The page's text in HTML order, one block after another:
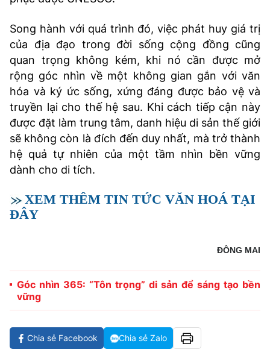
Song hành với quá trình đó, việc phát huy giá trị
của địa đạo trong đời sống cộng đồng cũng
quan trọng không kém, khi nó cần được mở
rộng góc nhìn về một không gian gắn với văn
hóa và ký ức sống, xứng đáng được bảo vệ và
truyền lại cho thế hệ sau. Khi cách tiếp cận này
được đặt làm trung tâm, danh hiệu di sản thế giới
sẽ không còn là đích đến duy nhất, mà trở thành
hệ quả tự nhiên của một tầm nhìn bền vững
dành cho di tích.
XEM THÊM TIN TỨC VĂN HOÁ TẠI
ĐÂY
ĐÔNG MAI
Góc nhìn 365: “Tôn trọng” di sản để sáng tạo bền
vững
Chia sẻ Facebook Chia sẻ Zalo